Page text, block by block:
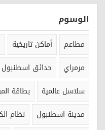
الوسوم
مطاعم أماكن تاريخية
مرمراي
حدائق اسطنبول
سلاسل عالمية
بطاقة
مدينة اسطنبول
نظام